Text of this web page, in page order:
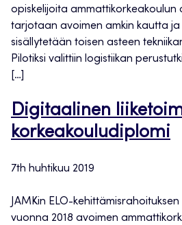
opiskelijoita ammattikorkeakoulun
tarjotaan avoimen amkin kautta
sisällytetään toisen asteen
Pilotiksi valittiin logistiikan
[…]
Digitaalinen
korkeakouludiplomi
7th huhtikuu 2019
JAMKin ELO-
vuonna 2018 avoimen